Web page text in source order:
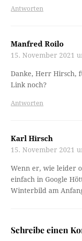
Antworten
Manfred Roilo
15. November 2021
Danke, Herr Hirsch,
Link noch?
Antworten
Karl Hirsch
15. November 2021
Wenn er, wie leider
einfach in Google
Winterbild am
Schreibe einen